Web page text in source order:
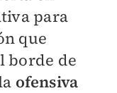
para
que
borde de
ofensiva